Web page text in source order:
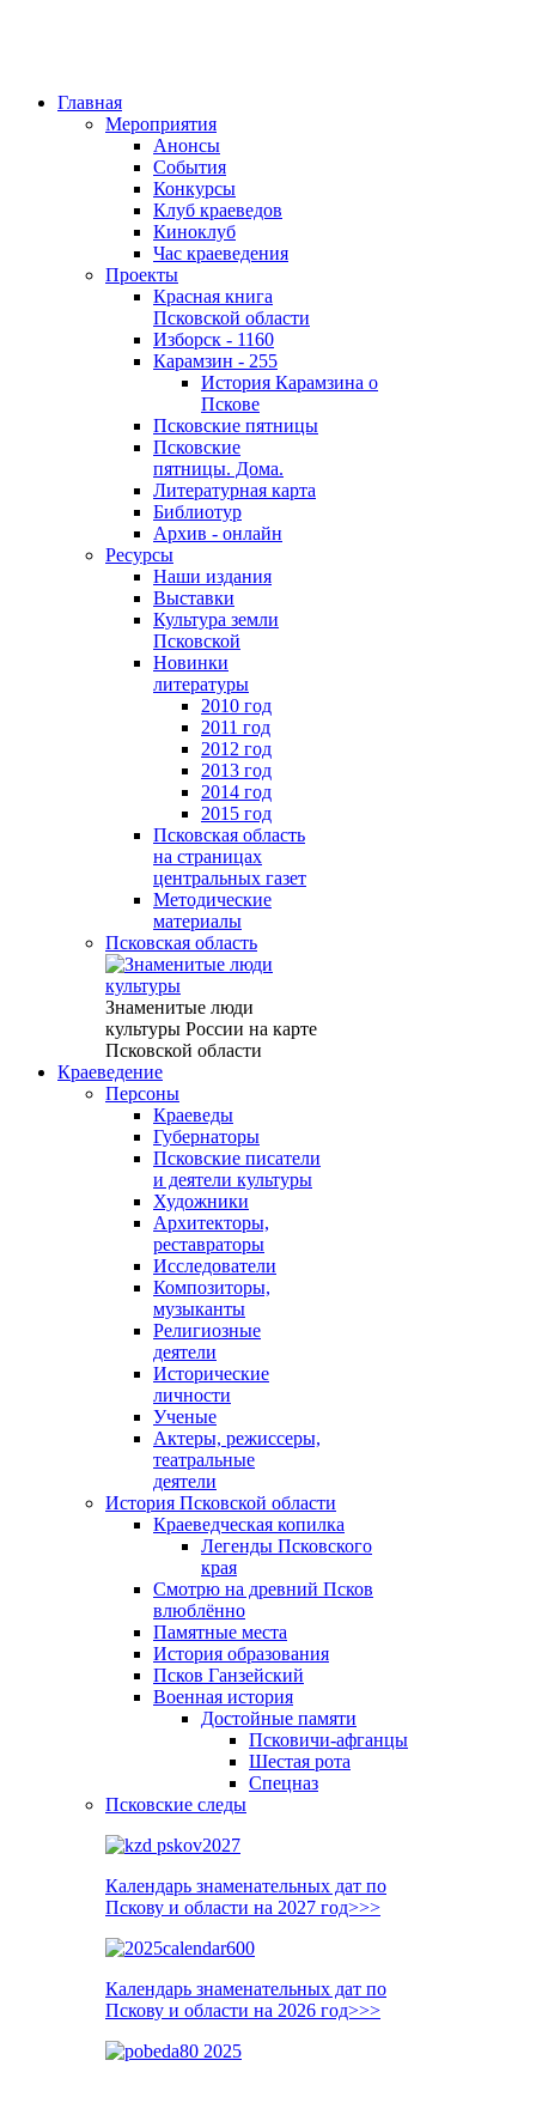
Главная
Мероприятия
Анонсы
События
Конкурсы
Клуб краеведов
Киноклуб
Час краеведения
Проекты
Красная книга
Псковской области
Изборск - 1160
Карамзин - 255
История Карамзина о
Пскове
Псковские пятницы
Псковские
пятницы. Дома.
Литературная карта
Библиотур
Архив - онлайн
Ресурсы
Наши издания
Выставки
Культура земли
Псковской
Новинки
литературы
2010 год
2011 год
2012 год
2013 год
2014 год
2015 год
Псковская область
на страницах
центральных газет
Методические
материалы
Псковская область
Знаменитые люди
культуры России на карте
Псковской области
Краеведение
Персоны
Краеведы
Губернаторы
Псковские писатели
и деятели культуры
Художники
Архитекторы,
реставраторы
Исследователи
Композиторы,
музыканты
Религиозные
деятели
Исторические
личности
Ученые
Актеры, режиссеры,
театральные
деятели
История Псковской области
Краеведческая копилка
Легенды Псковского
края
Смотрю на древний Псков
влюблённо
Памятные места
История образования
Псков Ганзейский
Военная история
Достойные памяти
Псковичи-афганцы
Шестая рота
Спецназ
Псковские следы
Календарь знаменательных дат по
Пскову и области на 2027 год>>>
Календарь знаменательных дат по
Пскову и области на 2026 год>>>